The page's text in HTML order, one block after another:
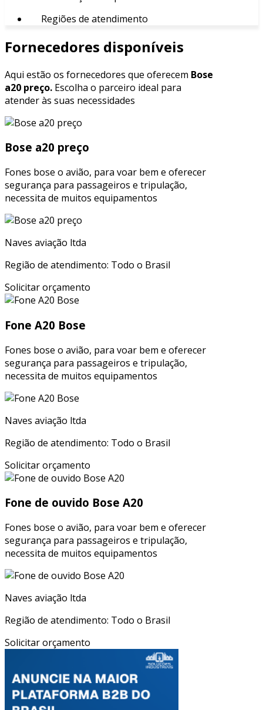
Regiões de atendimento
Fornecedores disponíveis
Aqui estão os fornecedores que oferecem Bose
a20 preço. Escolha o parceiro ideal para
atender às suas necessidades
Bose a20 preço
Fones bose o avião, para voar bem e oferecer
segurança para passageiros e tripulação,
necessita de muitos equipamentos
Naves aviação ltda
Região de atendimento: Todo o Brasil
Solicitar orçamento
Fone A20 Bose
Fones bose o avião, para voar bem e oferecer
segurança para passageiros e tripulação,
necessita de muitos equipamentos
Naves aviação ltda
Região de atendimento: Todo o Brasil
Solicitar orçamento
Fone de ouvido Bose A20
Fones bose o avião, para voar bem e oferecer
segurança para passageiros e tripulação,
necessita de muitos equipamentos
Naves aviação ltda
Região de atendimento: Todo o Brasil
Solicitar orçamento